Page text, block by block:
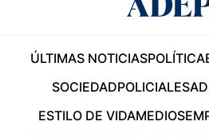
ÚLTIMAS NOTICIASPOLÍTICA
SOCIEDADPOLICIALES
ESTILO DE VIDAMEDIOS